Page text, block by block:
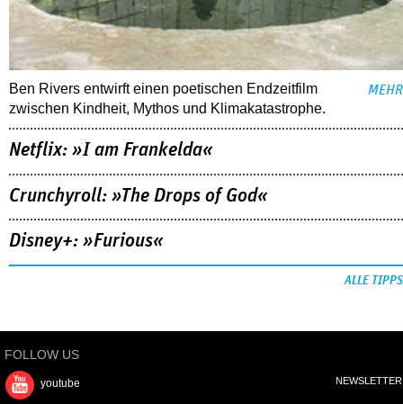
Ben Rivers entwirft einen poetischen Endzeitfilm
zwischen Kindheit, Mythos und Klimakatastrophe.
MEHR
Netflix: »I am Frankelda«
Crunchyroll: »The Drops of God«
Disney+: »Furious«
ALLE TIPPS
FOLLOW US
youtube NEWSLETTER